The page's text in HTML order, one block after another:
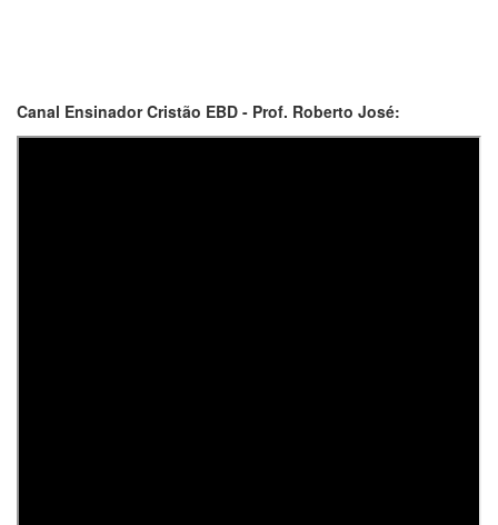
Canal Ensinador Cristão EBD - Prof. Roberto José: